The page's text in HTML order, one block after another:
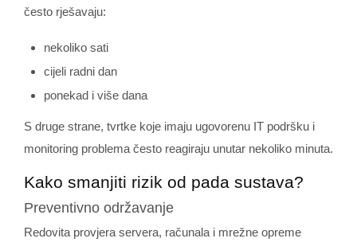
često rješavaju:
nekoliko sati
cijeli radni dan
ponekad i više dana
S druge strane, tvrtke koje imaju ugovorenu IT podršku i
monitoring problema često reagiraju unutar nekoliko minuta.
Kako smanjiti rizik od pada sustava?
Preventivno održavanje
Redovita provjera servera, računala i mrežne opreme